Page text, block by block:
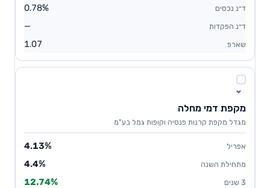
0.78%
—
1.07
מקפת דמי מחלה
מגדל מקפת קרנות פנסיה וקופות גמל בע"מ
4.13%
4.4%
12.74%